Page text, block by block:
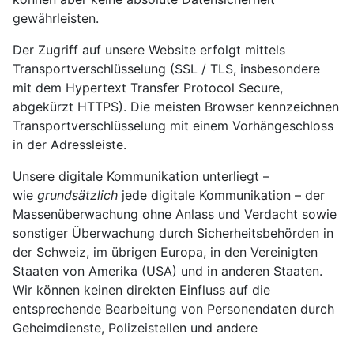
gewährleisten.
Der Zugriff auf unsere Website erfolgt mittels
Transportverschlüsselung (SSL / TLS, insbesondere
mit dem Hypertext Transfer Protocol Secure,
abgekürzt HTTPS). Die meisten Browser kennzeichnen
Transportverschlüsselung mit einem Vorhängeschloss
in der Adressleiste.
Unsere digitale Kommunikation unterliegt –
wie grundsätzlich jede digitale Kommunikation – der
Massenüberwachung ohne Anlass und Verdacht sowie
sonstiger Überwachung durch Sicherheitsbehörden in
der Schweiz, im übrigen Europa, in den Vereinigten
Staaten von Amerika (USA) und in anderen Staaten.
Wir können keinen direkten Einfluss auf die
entsprechende Bearbeitung von Personendaten durch
Geheimdienste, Polizeistellen und andere